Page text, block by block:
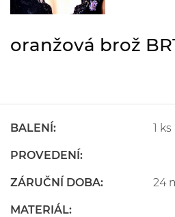
oranžová brož
BALENÍ: 1 ks
PROVEDENÍ:
ZÁRUČNÍ DOBA: 24
MATERIÁL: